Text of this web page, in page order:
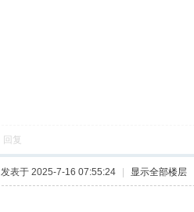
回复
发表于 2025-7-16 07:55:24 显示全部楼层